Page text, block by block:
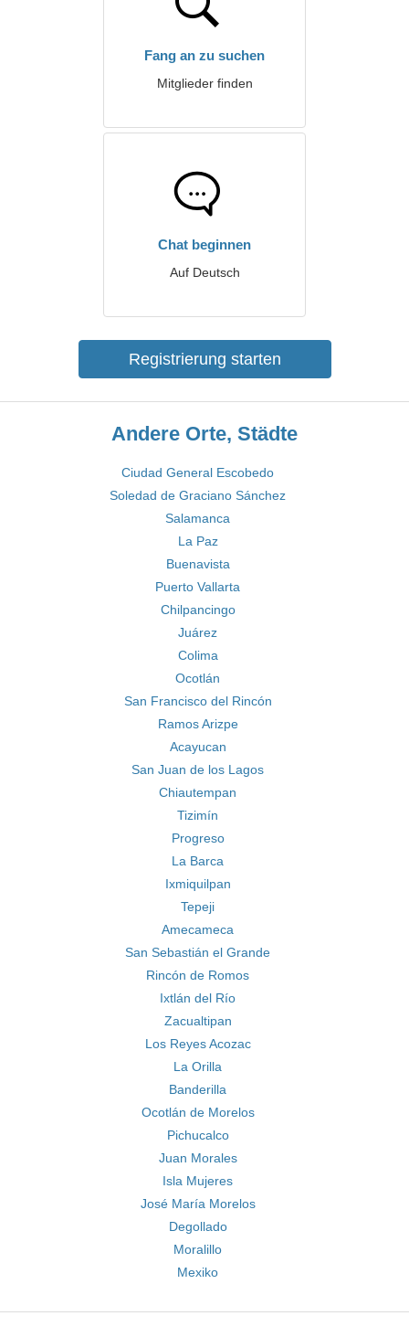
Fang an zu suchen
Mitglieder finden
Chat beginnen
Auf Deutsch
Registrierung starten
Andere Orte, Städte
Ciudad General Escobedo
Soledad de Graciano Sánchez
Salamanca
La Paz
Buenavista
Puerto Vallarta
Chilpancingo
Juárez
Colima
Ocotlán
San Francisco del Rincón
Ramos Arizpe
Acayucan
San Juan de los Lagos
Chiautempan
Tizimín
Progreso
La Barca
Ixmiquilpan
Tepeji
Amecameca
San Sebastián el Grande
Rincón de Romos
Ixtlán del Río
Zacualtipan
Los Reyes Acozac
La Orilla
Banderilla
Ocotlán de Morelos
Pichucalco
Juan Morales
Isla Mujeres
José María Morelos
Degollado
Moralillo
Mexiko